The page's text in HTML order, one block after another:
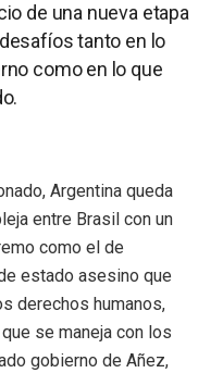
de una nueva etapa
tanto en lo
como en lo que
Argentina queda
entre Brasil con un
como el de
estado asesino que
derechos humanos,
se maneja con los
gobierno de Añez,